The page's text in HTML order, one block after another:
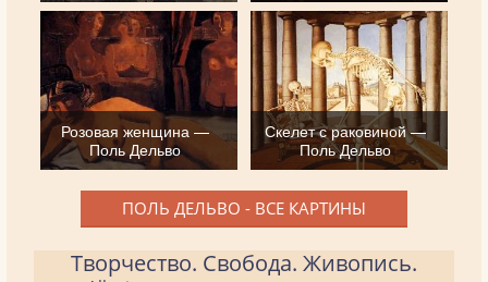
Розовая женщина —
Поль Дельво
Скелет с раковиной —
Поль Дельво
ПОЛЬ ДЕЛЬВО - ВСЕ КАРТИНЫ
Творчество. Свобода. Живопись.